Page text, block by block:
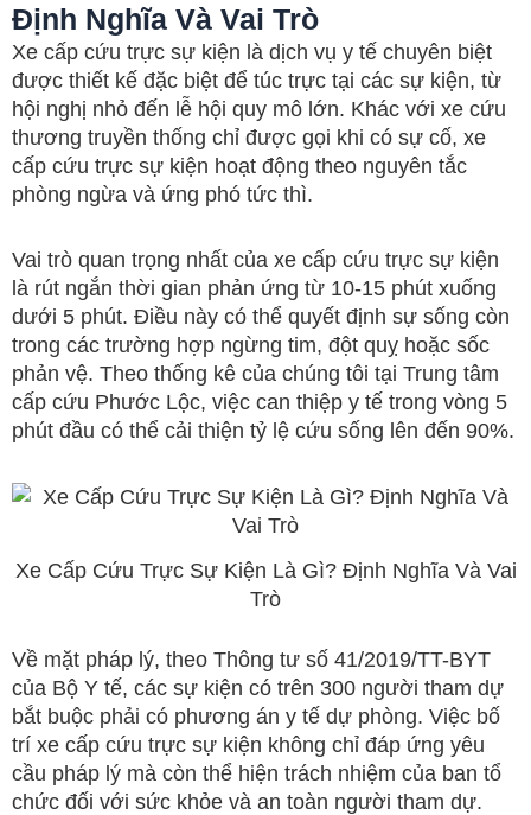
Định Nghĩa Và Vai Trò
Xe cấp cứu trực sự kiện là dịch vụ y tế chuyên biệt
được thiết kế đặc biệt để túc trực tại các sự kiện, từ
hội nghị nhỏ đến lễ hội quy mô lớn. Khác với xe cứu
thương truyền thống chỉ được gọi khi có sự cố, xe
cấp cứu trực sự kiện hoạt động theo nguyên tắc
phòng ngừa và ứng phó tức thì.
Vai trò quan trọng nhất của xe cấp cứu trực sự kiện
là rút ngắn thời gian phản ứng từ 10-15 phút xuống
dưới 5 phút. Điều này có thể quyết định sự sống còn
trong các trường hợp ngừng tim, đột quỵ hoặc sốc
phản vệ. Theo thống kê của chúng tôi tại Trung tâm
cấp cứu Phước Lộc, việc can thiệp y tế trong vòng 5
phút đầu có thể cải thiện tỷ lệ cứu sống lên đến 90%.
Xe Cấp Cứu Trực Sự Kiện Là Gì? Định Nghĩa Và Vai
Trò
Về mặt pháp lý, theo Thông tư số 41/2019/TT-BYT
của Bộ Y tế, các sự kiện có trên 300 người tham dự
bắt buộc phải có phương án y tế dự phòng. Việc bố
trí xe cấp cứu trực sự kiện không chỉ đáp ứng yêu
cầu pháp lý mà còn thể hiện trách nhiệm của ban tổ
chức đối với sức khỏe và an toàn người tham dự.